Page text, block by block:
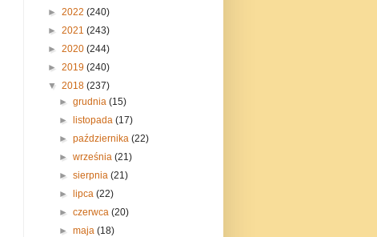
► 2022 (240)
► 2021 (243)
► 2020 (244)
► 2019 (240)
▼ 2018 (237)
►grudnia(15)
►listopada(17)
►października(22)
►września(21)
►sierpnia(21)
►lipca(22)
►czerwca(20)
►maja(18)